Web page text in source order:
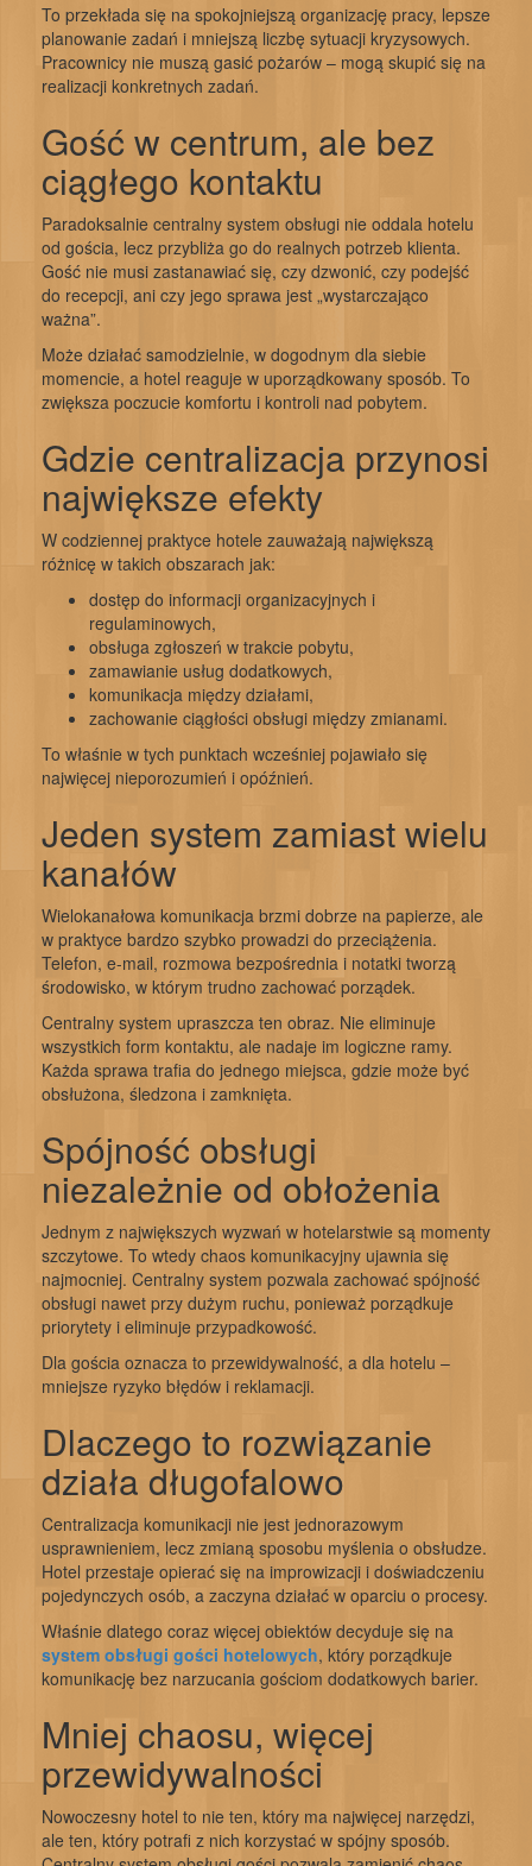
To przekłada się na spokojniejszą organizację pracy, lepsze
planowanie zadań i mniejszą liczbę sytuacji kryzysowych.
Pracownicy nie muszą gasić pożarów – mogą skupić się na
realizacji konkretnych zadań.
Gość w centrum, ale bez
ciągłego kontaktu
Paradoksalnie centralny system obsługi nie oddala hotelu
od gościa, lecz przybliża go do realnych potrzeb klienta.
Gość nie musi zastanawiać się, czy dzwonić, czy podejść
do recepcji, ani czy jego sprawa jest „wystarczająco
ważna”.
Może działać samodzielnie, w dogodnym dla siebie
momencie, a hotel reaguje w uporządkowany sposób. To
zwiększa poczucie komfortu i kontroli nad pobytem.
Gdzie centralizacja przynosi
największe efekty
W codziennej praktyce hotele zauważają największą
różnicę w takich obszarach jak:
dostęp do informacji organizacyjnych i
regulaminowych,
obsługa zgłoszeń w trakcie pobytu,
zamawianie usług dodatkowych,
komunikacja między działami,
zachowanie ciągłości obsługi między zmianami.
To właśnie w tych punktach wcześniej pojawiało się
najwięcej nieporozumień i opóźnień.
Jeden system zamiast wielu
kanałów
Wielokanałowa komunikacja brzmi dobrze na papierze, ale
w praktyce bardzo szybko prowadzi do przeciążenia.
Telefon, e-mail, rozmowa bezpośrednia i notatki tworzą
środowisko, w którym trudno zachować porządek.
Centralny system upraszcza ten obraz. Nie eliminuje
wszystkich form kontaktu, ale nadaje im logiczne ramy.
Każda sprawa trafia do jednego miejsca, gdzie może być
obsłużona, śledzona i zamknięta.
Spójność obsługi
niezależnie od obłożenia
Jednym z największych wyzwań w hotelarstwie są momenty
szczytowe. To wtedy chaos komunikacyjny ujawnia się
najmocniej. Centralny system pozwala zachować spójność
obsługi nawet przy dużym ruchu, ponieważ porządkuje
priorytety i eliminuje przypadkowość.
Dla gościa oznacza to przewidywalność, a dla hotelu –
mniejsze ryzyko błędów i reklamacji.
Dlaczego to rozwiązanie
działa długofalowo
Centralizacja komunikacji nie jest jednorazowym
usprawnieniem, lecz zmianą sposobu myślenia o obsłudze.
Hotel przestaje opierać się na improwizacji i doświadczeniu
pojedynczych osób, a zaczyna działać w oparciu o procesy.
Właśnie dlatego coraz więcej obiektów decyduje się na
system obsługi gości hotelowych, który porządkuje
komunikację bez narzucania gościom dodatkowych barier.
Mniej chaosu, więcej
przewidywalności
Nowoczesny hotel to nie ten, który ma najwięcej narzędzi,
ale ten, który potrafi z nich korzystać w spójny sposób.